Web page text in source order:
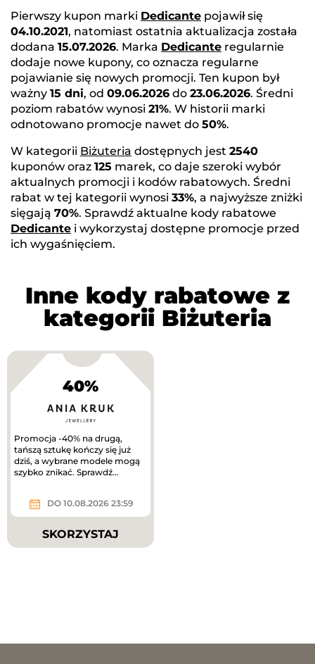
Pierwszy kupon marki Dedicante pojawił się
04.10.2021, natomiast ostatnia aktualizacja została
dodana 15.07.2026. Marka Dedicante regularnie
dodaje nowe kupony, co oznacza regularne
pojawianie się nowych promocji. Ten kupon był
ważny 15 dni, od 09.06.2026 do 23.06.2026. Średni
poziom rabatów wynosi 21%. W historii marki
odnotowano promocje nawet do 50%.
W kategorii Biżuteria dostępnych jest 2540
kuponów oraz 125 marek, co daje szeroki wybór
aktualnych promocji i kodów rabatowych. Średni
rabat w tej kategorii wynosi 33%, a najwyższe zniżki
sięgają 70%. Sprawdź aktualne kody rabatowe
Dedicante i wykorzystaj dostępne promocje przed
ich wygaśnięciem.
Inne kody rabatowe z
kategorii Biżuteria
40%
Promocja -40% na drugą,
tańszą sztukę kończy się już
dziś, a wybrane modele mogą
szybko znikać. Sprawdź
DO 10.08.2026 23:59
SKORZYSTAJ